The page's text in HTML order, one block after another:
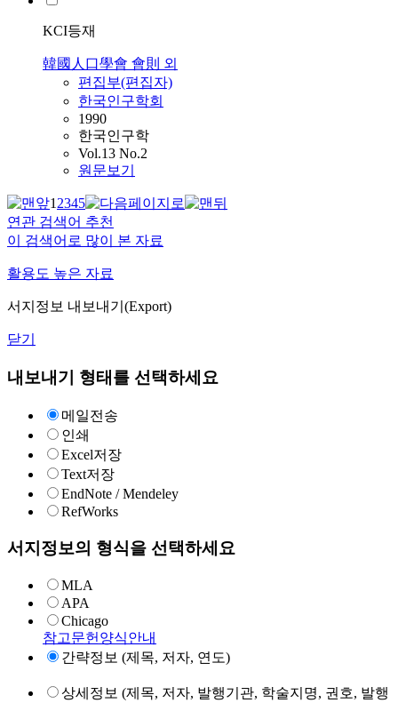
KCI등재
韓國人口學會 會則 외
편집부(편집자)
한국인구학회
1990
한국인구학
Vol.13 No.2
원문보기
12345
연관 검색어 추천
이 검색어로 많이 본 자료
활용도 높은 자료
서지정보 내보내기(Export)
닫기
내보내기 형태를 선택하세요
메일전송
인쇄
Excel저장
Text저장
EndNote / Mendeley
RefWorks
서지정보의 형식을 선택하세요
MLA
APA
Chicago
참고문헌양식안내
간략정보 (제목, 저자, 연도)
상세정보 (제목, 저자, 발행기관, 학술지명, 권호, 발행